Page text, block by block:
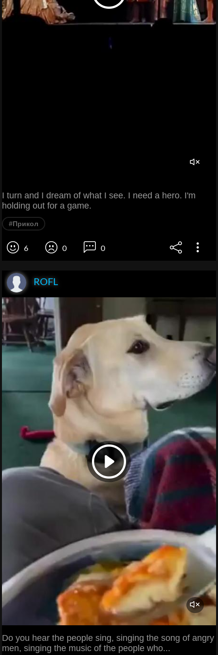
I turn and I dream of what I see. I need a hero. I'm
holding out for a game.
#Прикол
6 0 0
ROFL
Do you hear the people sing, singing the song of angry
men, singing the music of the people who...